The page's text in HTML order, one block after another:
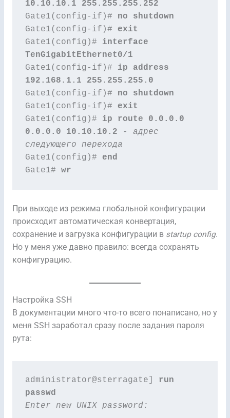
10.10.10.1 255.255.255.252
Gate1(config-if)# no shutdown
Gate1(config-if)# exit
Gate1(config)#
TenGigabitEthernet0/1
Gate1(config-if)# ip address
192.168.1.1 255.255.255.0
Gate1(config-if)# no shutdown
Gate1(config-if)# exit
Gate1(config)# ip route 0.0.0.0
0.0.0.0 10.10.10.2 - адрес
Gate1(config)# end
Gate1# wr
При выходе из режима глобальной конфигурации
происходит автоматическая конвертация,
сохранение и загрузка конфигурации в startup config.
Но у меня уже давно правило: всегда сохранять
конфигурацию.
Настройка SSH
В документации много что-то всего понаписано, но у
меня SSH заработал сразу после задания пароля
рута:
administrator@sterragate] run
passwd
Enter new UNIX password: